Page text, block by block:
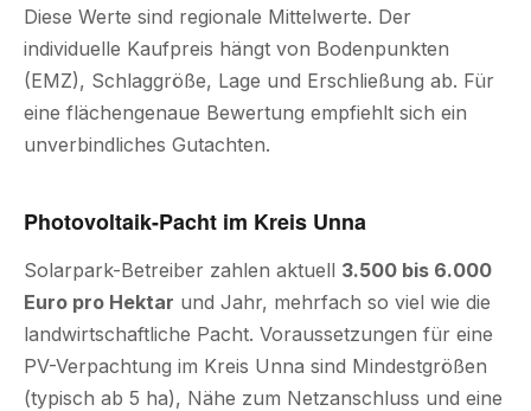
Diese Werte sind regionale Mittelwerte. Der
individuelle Kaufpreis hängt von Bodenpunkten
(EMZ), Schlaggröße, Lage und Erschließung ab. Für
eine flächengenaue Bewertung empfiehlt sich ein
unverbindliches Gutachten.
Photovoltaik-Pacht im Kreis Unna
Solarpark-Betreiber zahlen aktuell 3.500 bis 6.000
Euro pro Hektar und Jahr, mehrfach so viel wie die
landwirtschaftliche Pacht. Voraussetzungen für eine
PV-Verpachtung im Kreis Unna sind Mindestgrößen
(typisch ab 5 ha), Nähe zum Netzanschluss und eine